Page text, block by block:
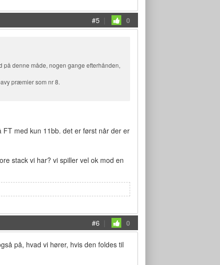
#5 | 0
på denne måde, nogen gange efterhånden,
præmier som nr 8.
med kun 11bb. det er først når der er
stack vi har? vi spiller vel ok mod en
#6 | 0
på, hvad vi hører, hvis den foldes til